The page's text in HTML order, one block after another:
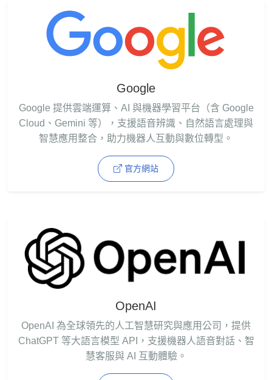
Google
Google 提供雲端運算、AI 與機器學習平台（含 Google
Cloud、Gemini 等），支援語音辨識、自然語言處理與
智慧應用整合，助力機器人互動與數位轉型。
官方網站
OpenAI
OpenAI 為全球領先的人工智慧研究與應用公司，提供
ChatGPT 等大語言模型 API，支援機器人語音對話、智
慧客服與 AI 互動體驗。